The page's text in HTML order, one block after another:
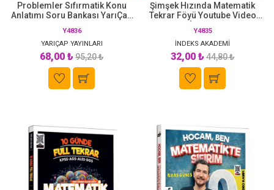
Problemler Sıfırmatik Konu
Anlatımı Soru Bankası YarıÇap
Y4836
YARIÇAP YAYINLARI
68,00 ₺95,20 ₺
Şimşek Hızında Matematik
Tekrar Föyü Youtube Video
Yayıncılık
Y4835
İNDEKS AKADEMİ
32,00 ₺44,80 ₺